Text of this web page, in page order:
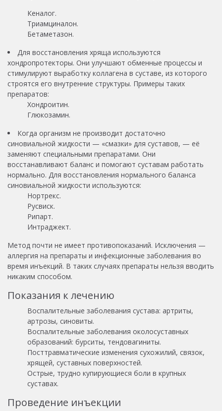
Кеналог.
Триамциналон.
Бетаметазон.
Для восстановления хряща используются
хондропротекторы. Они улучшают обменные процессы и
стимулируют выработку коллагена в суставе, из которого
строятся его внутренние структуры. Примеры таких
препаратов:
Хондроитин.
Глюкозамин.
Когда организм не производит достаточно
синовиальной жидкости — «смазки» для суставов, — её
заменяют специальными препаратами. Они
восстанавливают баланс и помогают суставам работать
нормально. Для восстановления нормального баланса
синовиальной жидкости используются:
Нортрекс.
Русвиск.
Рипарт.
Интраджект.
Метод почти не имеет противопоказаний. Исключения —
аллергия на препараты и инфекционные заболевания во
время инъекций. В таких случаях препараты нельзя вводить
никаким способом.
Показания к лечению
Воспалительные заболевания сустава: артриты,
артрозы, синовиты.
Воспалительные заболевания околосуставных
образований: бурситы, тендовагиниты.
Посттравматические изменения сухожилий, связок,
хрящей, суставных поверхностей.
Острые, трудно купирующиеся боли в крупных
суставах.
Проведение инъекции